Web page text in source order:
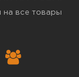
на все товары